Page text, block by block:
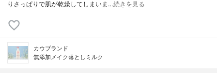
りさっぱりで肌が乾燥してしまいま…続きを見る
カウブランド
無添加メイク落としミルク